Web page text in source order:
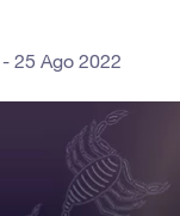
25 Ago 2022